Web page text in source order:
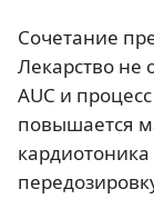
Сочетание
Лекарство не
AUC и
повышается